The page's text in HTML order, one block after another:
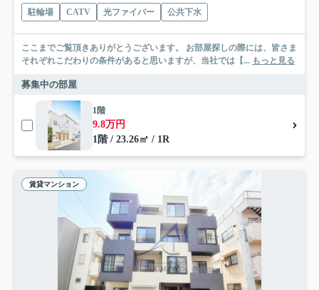
駐輪場 CATV 光ファイバー 公共下水
ここまでご覧頂きありがとうございます。 お部屋探しの際には、皆さま
それぞれこだわりの条件があると思いますが、当社では【... もっと見る
募集中の部屋
1階
9.8万円
1階 / 23.26㎡ / 1R
賃貸マンション